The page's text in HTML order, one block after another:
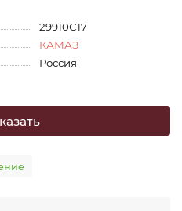
29910С17
КАМАЗ
Россия